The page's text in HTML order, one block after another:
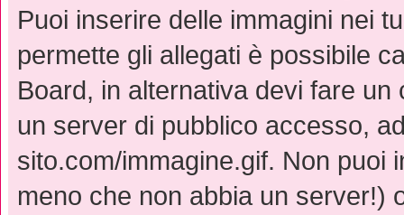
Puoi inserire delle immagini nei
permette gli allegati è possibile
Board, in alternativa devi fare un
un server di pubblico accesso,
sito.com/immagine.gif. Non puoi
meno che non abbia un server!)